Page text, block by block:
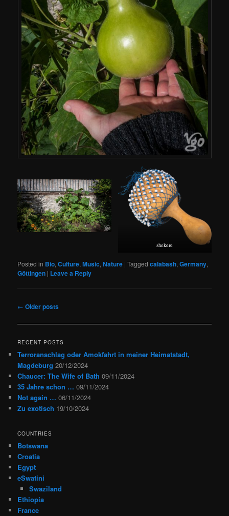
shekere
Posted in Bio,Culture,Music,Nature |Tagged calabash,Germany,
Göttingen | Leave a Reply
Post
← Older posts
RECENT POSTS
Terroranschlag oder Amokfahrt in meiner Heimatstadt,
Magdeburg 20/12/2024
Chaucer: The Wife of Bath 09/11/2024
35 Jahre schon … 09/11/2024
Not again … 06/11/2024
Zu exotisch 19/10/2024
COUNTRIES
Botswana
Croatia
Egypt
eSwatini
Swaziland
Ethiopia
France